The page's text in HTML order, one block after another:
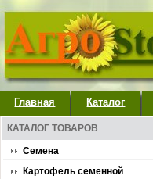
Главная Каталог
КАТАЛОГ ТОВАРОВ
Семена
Картофель семенной